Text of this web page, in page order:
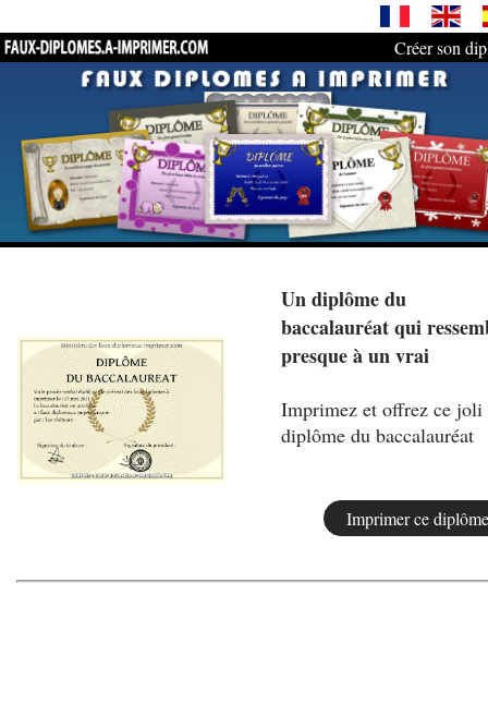
Créer son
Un diplôme du
baccalauréat qui
presque à un vrai
Imprimez et offrez ce joli
diplôme du baccalauréat